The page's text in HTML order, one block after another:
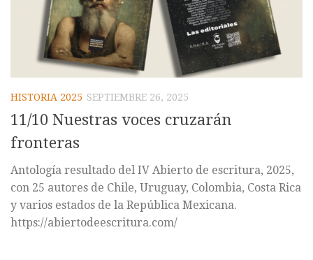
HISTORIA 2025 SEPTIEMBRE 26, 2025
11/10 Nuestras voces cruzarán
fronteras
Antología resultado del IV Abierto de escritura, 2025,
con 25 autores de Chile, Uruguay, Colombia, Costa Rica
y varios estados de la República Mexicana.
https://abiertodeescritura.com/